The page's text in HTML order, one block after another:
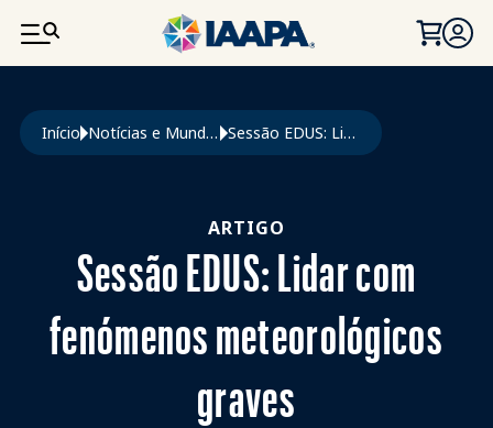
PASSAR PARA O CONTEÚDO PRINCIPAL
Navegação estrutural
Início Notícias e Mundo Da Diversão Sessão EDUS: Lidar Com Fenómenos Meteorológicos Graves
ARTIGO
Sessão EDUS: Lidar com
fenómenos meteorológicos
graves